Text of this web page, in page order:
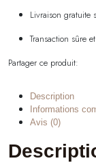
Livraison gratuite
Transaction sûre
Partager ce produit:
Description
Informations
Avis (0)